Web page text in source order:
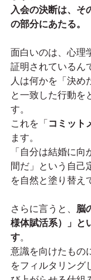
入会の決断は、そ
の部分にあたる。
面白いのは、心理
証明されているん
人は何かを「決め
と一致した行動を
す。
これを「コミット
ます。
「自分は結婚に
間だ」という自己
を自然と塗り替え
さらに言うと、 脳
様体賦活系）」と
す。
意識を向けたもの
をフィルタリング